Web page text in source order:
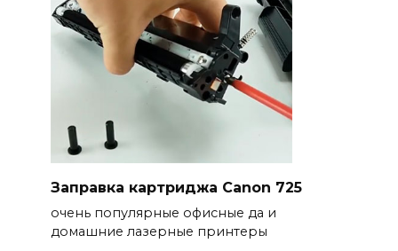
Заправка картриджа Canon 725
очень популярные офисные да и
домашние лазерные принтеры